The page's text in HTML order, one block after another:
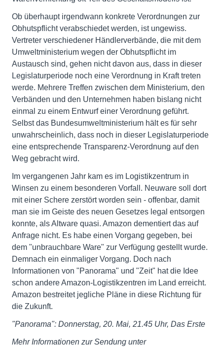
Ob überhaupt irgendwann konkrete Verordnungen zur
Obhutspflicht verabschiedet werden, ist ungewiss.
Vertreter verschiedener Händlerverbände, die mit dem
Umweltministerium wegen der Obhutspflicht im
Austausch sind, gehen nicht davon aus, dass in dieser
Legislaturperiode noch eine Verordnung in Kraft treten
werde. Mehrere Treffen zwischen dem Ministerium, den
Verbänden und den Unternehmen haben bislang nicht
einmal zu einem Entwurf einer Verordnung geführt.
Selbst das Bundesumweltministerium hält es für sehr
unwahrscheinlich, dass noch in dieser Legislaturperiode
eine entsprechende Transparenz-Verordnung auf den
Weg gebracht wird.
Im vergangenen Jahr kam es im Logistikzentrum in
Winsen zu einem besonderen Vorfall. Neuware soll dort
mit einer Schere zerstört worden sein - offenbar, damit
man sie im Geiste des neuen Gesetzes legal entsorgen
konnte, als Altware quasi. Amazon dementiert das auf
Anfrage nicht. Es habe einen Vorgang gegeben, bei
dem "unbrauchbare Ware" zur Verfügung gestellt wurde.
Demnach ein einmaliger Vorgang. Doch nach
Informationen von "Panorama" und "Zeit" hat die Idee
schon andere Amazon-Logistikzentren im Land erreicht.
Amazon bestreitet jegliche Pläne in diese Richtung für
die Zukunft.
"Panorama": Donnerstag, 20. Mai, 21.45 Uhr, Das Erste
Mehr Informationen zur Sendung unter